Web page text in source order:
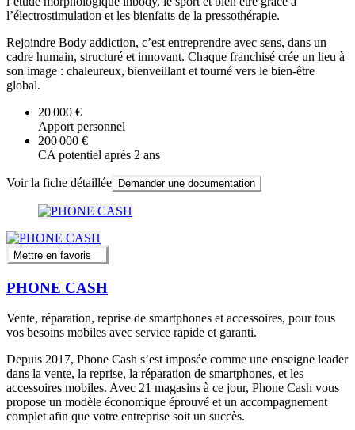
l’électrostimulation et les bienfaits de la pressothérapie.
Rejoindre Body addiction, c’est entreprendre avec sens, dans un
cadre humain, structuré et innovant. Chaque franchisé crée un lieu à
son image : chaleureux, bienveillant et tourné vers le bien-être
global.
20 000 €
Apport personnel
200 000 €
CA potentiel après 2 ans
Voir la fiche détaillée Demander une documentation
Mettre en favoris
PHONE CASH
Vente, réparation, reprise de smartphones et accessoires, pour tous
vos besoins mobiles avec service rapide et garanti.
Depuis 2017, Phone Cash s’est imposée comme une enseigne leader
dans la vente, la reprise, la réparation de smartphones, et les
accessoires mobiles. Avec 21 magasins à ce jour, Phone Cash vous
propose un modèle économique éprouvé et un accompagnement
complet afin que votre entreprise soit un succès.